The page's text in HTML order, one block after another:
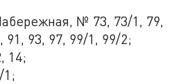
№ 73, 73/1, 79,
91, 93, 97, 99/1, 99/2;
14;
1;